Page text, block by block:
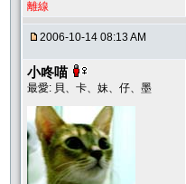
離線
2006-10-14 08:13 AM
小咚喵
最愛: 貝、卡、妹、仔、墨